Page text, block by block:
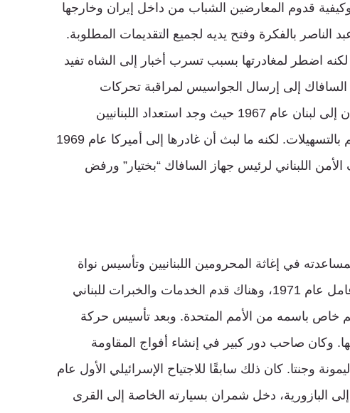
قدوم المعارضين الشباب من داخل إيران وخارجها
بالفكرة وفتح يديه لجميع التقديمات المطلوبة.
استمر الدكتور في مصر حتى أواخر عام 1966 لكنه اضطر لمغادرتها بسبب تسرب أخبار إلى الشاه تفيد
السافاك إلى إرسال الجواسيس لمراقبة تحركات
الإيرانيين في القاهرة. بناء على هذا غادر شمران إلى لبنان عام 1967 حيث وجد استعداد اللبنانيين
لاستضافة حركة المعارضين الإيرانيين وامدادهم بالتسهيلات. لكنه ما لبث أن غادرها إلى أميركا عام 1969
الأمن اللبناني لرئيس جهاز السافاك “بختيار” ورفض
في إغاثة المحرومين اللبنانيين وتأسيس نواة
المقاومة؛ فعينه بدايةً مسؤولًا عن مهنية جبل عامل عام 1971، وهناك قدم الخدمات والخبرات للبناني
خاص باسمه من الأمم المتحدة. وبعد تأسيس حركة
وكان صاحب دور كبير في إنشاء أفواج المقاومة
وجنتا. كان ذلك سابقًا للاجتياح الإسرائيلي الأول عام
إلى البازورية، دخل شمران بسيارته الخاصة إلى القرى